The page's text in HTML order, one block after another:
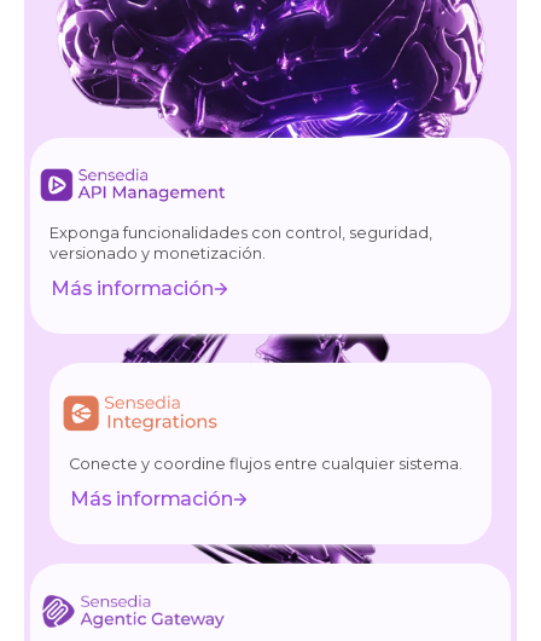
Exponga funcionalidades con control, seguridad,
versionado y monetización.
Más información
Conecte y coordine flujos entre cualquier sistema.
Más información